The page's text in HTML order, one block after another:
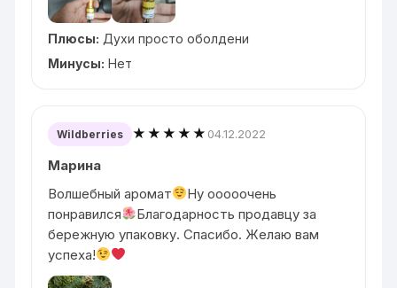
Плюсы: Духи просто оболдени
Минусы: Нет
Wildberries ★★★★★ 04.12.2022
Марина
Волшебный аромат
Ну ооооочень
понравился
Благодарность продавцу за
бережную упаковку. Спасибо. Желаю вам
успеха!